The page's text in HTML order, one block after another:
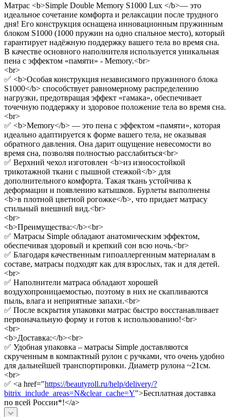
Матрас <b>Simple Double Memory S1000 Lux </b>— это
идеальное сочетание комфорта и релаксации после трудного
дня! Его конструкция оснащена инновационным пружинным
блоком S1000 (1000 пружин на одно спальное место), который
гарантирует надёжную поддержку вашего тела во время сна.
В качестве основного наполнителя используется уникальная
пена с эффектом «памяти» - Memory.<br>
<br>
✅ <b>Особая конструкция независимого пружинного блока
S1000</b> способствует равномерному распределению
нагрузки, предотвращая эффект «гамака», обеспечивает
точечную поддержку и здоровое положение тела во время сна.
<br>
✅ <b>Memory</b> — это пена с эффектом «памяти», которая
идеально адаптируется к форме вашего тела, не оказывая
обратного давления. Она дарит ощущение невесомости во
время сна, позволяя полностью расслабиться<br>
✅ Верхний чехол изготовлен <b>из износостойкой
трикотажной ткани с пышной стежкой</b> для
дополнительного комфорта. Такая ткань устойчива к
деформации и появлению катышков. Бурлеты выполнены
<b>в плотной цветной рогожке</b>, что придает матрасу
стильный внешний вид.<br>
<br>
<b>Преимущества:</b><br>
✅ Матрасы Simple обладают анатомическим эффектом,
обеспечивая здоровый и крепкий сон всю ночь.<br>
✅ Благодаря качественным гипоаллергенным материалам в
составе, матрасы подходят как для взрослых, так и для детей.
<br>
✅ Наполнители матраса обладают хорошей
воздухопроницаемостью, поэтому в них не скапливаются
пыль, влага и неприятные запахи.<br>
✅ После вскрытия упаковки матрас быстро восстанавливает
первоначальную форму и готов к использованию!<br>
<br>
<b>Доставка:</b><br>
✅ Удобная упаковка – матрасы Simple доставляются
скрученным в компактный рулон с ручками, что очень удобно
для дальнейшей транспортировки. Диаметр рулона ~21см.
<br>
✅ <a href="https://beautyroll.ru/help/delivery/?
bitrix_include_areas=N&clear_cache=Y">Бесплатная доставка
по всей России*!</a>